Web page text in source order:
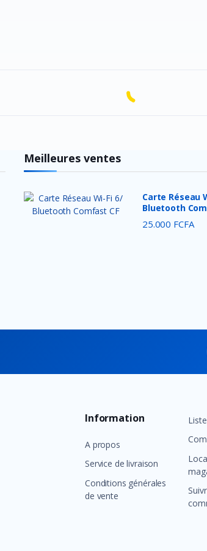
Meilleures ventes
Carte Réseau
25.000 FCFA
Information
A propos
Service de livraison
Conditions générales
de vente